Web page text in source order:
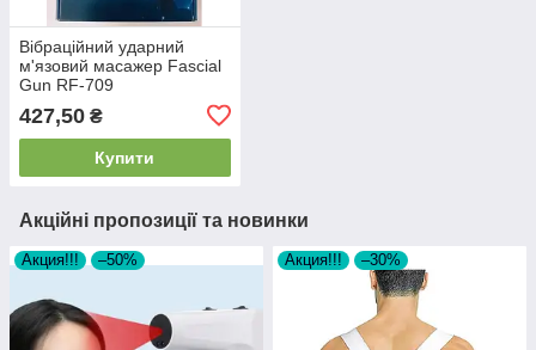
Вібраційний ударний
м'язовий масажер Fascial
Gun RF-709
427,50 ₴
Купити
Акційні пропозиції та новинки
Акция!!! –50% Акция!!! –30%